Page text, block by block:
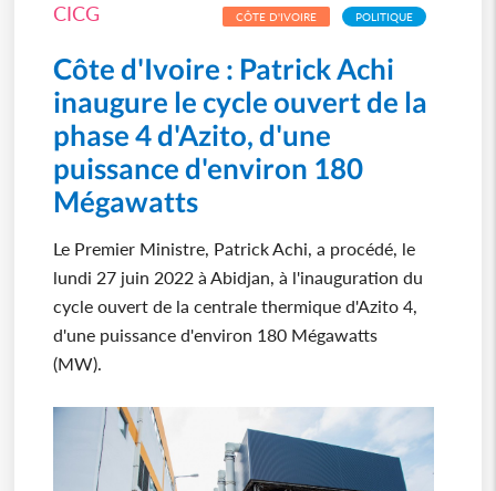
CICG CÔTE D'IVOIRE POLITIQUE
Côte d'Ivoire : Patrick Achi
inaugure le cycle ouvert de la
phase 4 d'Azito, d'une
puissance d'environ 180
Mégawatts
Le Premier Ministre, Patrick Achi, a procédé, le
lundi 27 juin 2022 à Abidjan, à l'inauguration du
cycle ouvert de la centrale thermique d'Azito 4,
d'une puissance d'environ 180 Mégawatts
(MW).